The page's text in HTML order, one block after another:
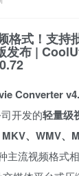
格式！支持
发布 |
Converter
开发的轻量级
、WMV、
主流视频格式